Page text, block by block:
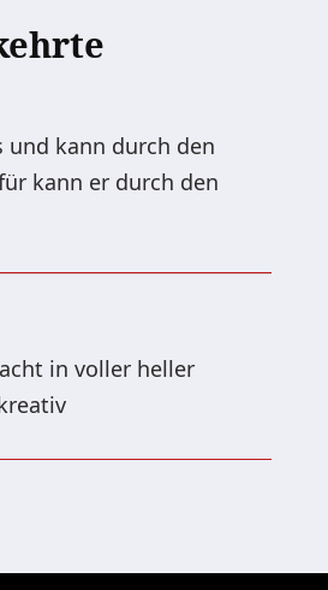
und kann durch den
kann er durch den
in voller heller